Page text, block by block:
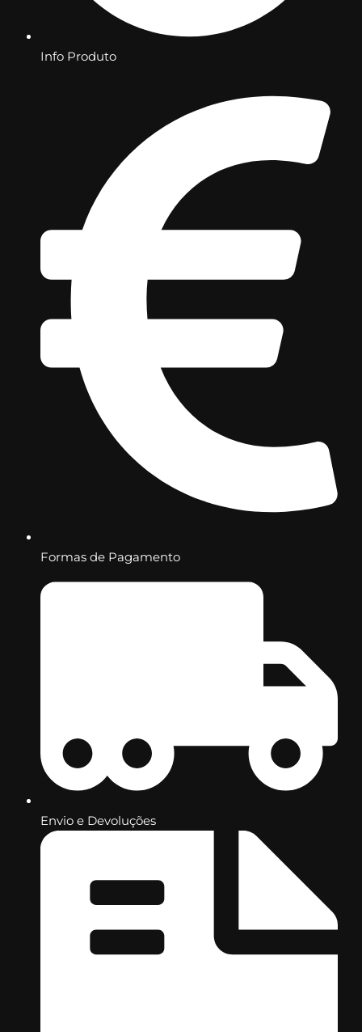
Info Produto
Formas de Pagamento
Envio e Devoluções